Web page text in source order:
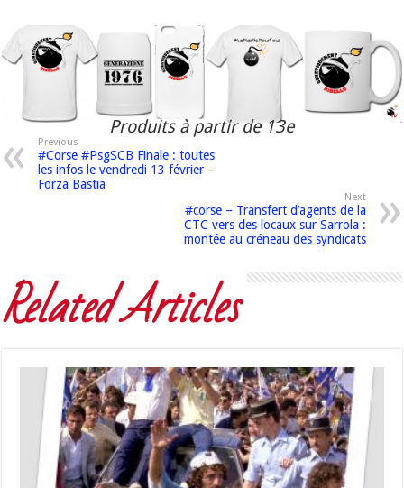
Produits à partir de 13e
Previous
#Corse #PsgSCB Finale : toutes
les infos le vendredi 13 février –
Forza Bastia
Next
#corse – Transfert d’agents de la
CTC vers des locaux sur Sarrola :
montée au créneau des syndicats
Related Articles